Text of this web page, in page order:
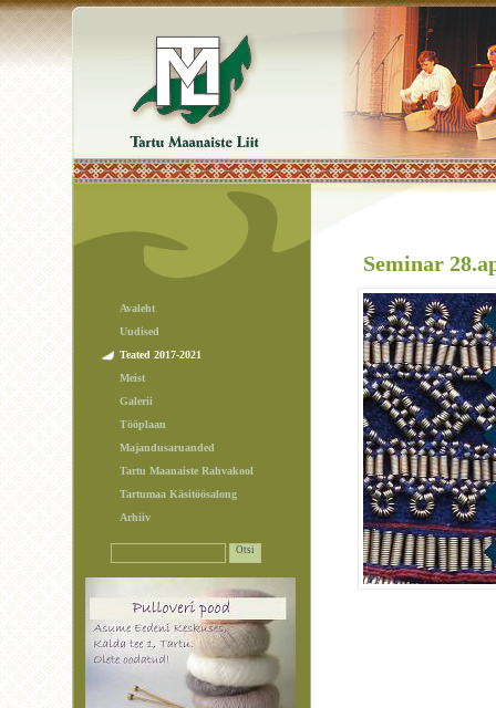
Avaleht
Uudised
Teated 2017-2021
Meist
Galerii
Tööplaan
Majandusaruanded
Tartu Maanaiste Rahvakool
Tartumaa Käsitöösalong
Arhiiv
Seminar